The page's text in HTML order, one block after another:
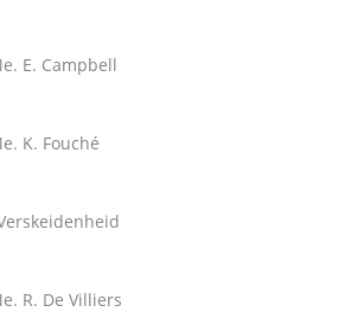
E. Campbell
K. Fouché
R. De Villiers